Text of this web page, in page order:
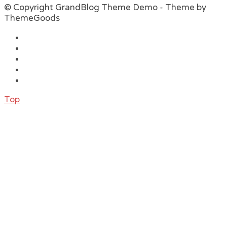
© Copyright GrandBlog Theme Demo - Theme by
ThemeGoods
Top